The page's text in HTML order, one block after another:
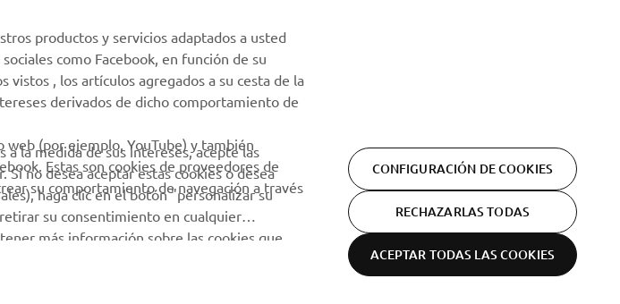
Declaración de privacidad Aviso legal
productos y servicios adaptados a usted
como Facebook, en función de su
, los artículos agregados a su cesta de la
derivados de dicho comportamiento de
web (por ejemplo, YouTube) y también
Estas son cookies de proveedores de
su comportamiento de navegación a través
la medida de sus intereses, acepte las
no desea aceptar estas cookies o desea
haga clic en el botón "personalizar su
su consentimiento en cualquier
más información sobre las cookies que
CONFIGURACIÓN DE COOKIES
RECHAZARLAS TODAS
ACEPTAR TODAS LAS COOKIES